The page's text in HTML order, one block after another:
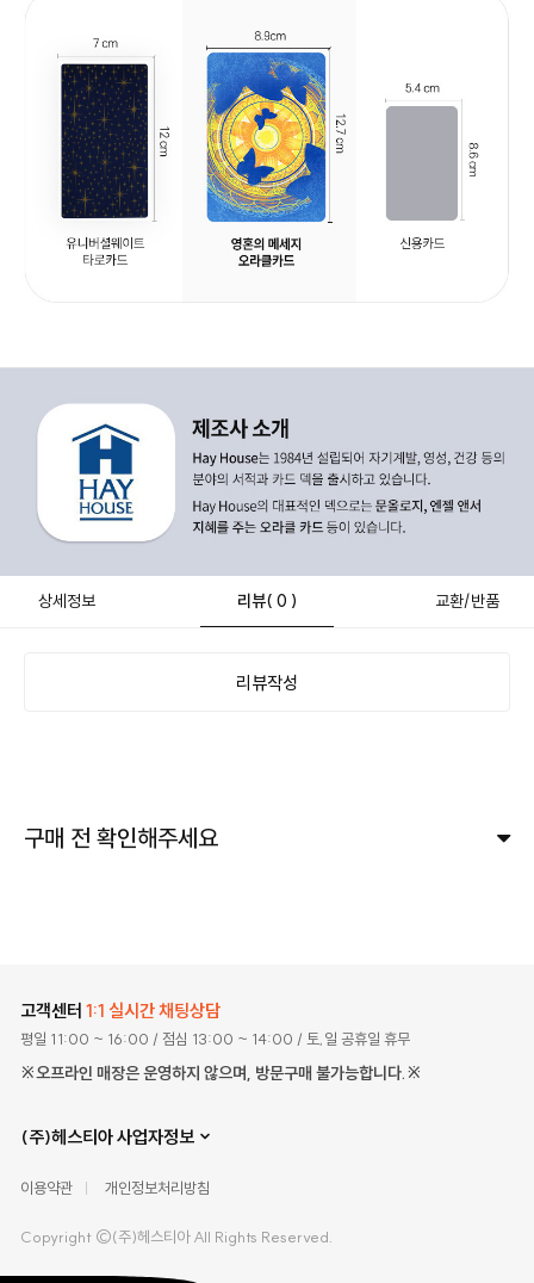
상세정보 리뷰( 0 ) 교환/반품
리뷰작성
구매 전 확인해주세요
고객센터 1:1 실시간 채팅상담
평일 11:00 ~ 16:00 / 점심 13:00 ~ 14:00 / 토,일 공휴일 휴무
※오프라인 매장은 운영하지 않으며, 방문구매 불가능합니다.※
(주)헤스티아 사업자정보
이용약관 개인정보처리방침
Copyright ©(주)헤스티아 All Rights Reserved.